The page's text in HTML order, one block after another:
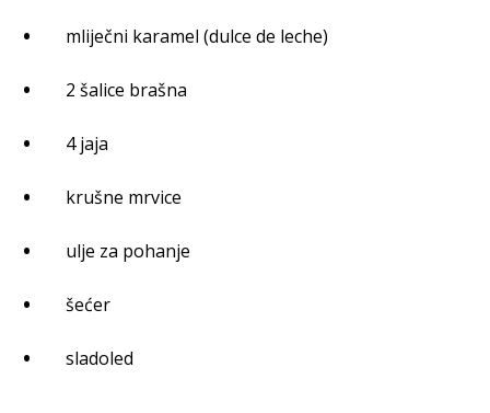
mliječni karamel (dulce de leche)
2 šalice brašna
4 jaja
krušne mrvice
ulje za pohanje
šećer
sladoled